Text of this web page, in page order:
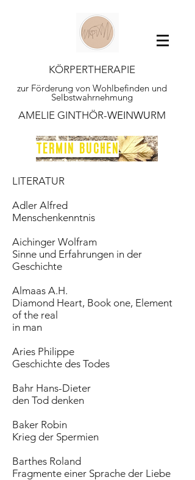
KÖRPERTHERAPIE
zur Förderung von Wohlbefinden und
Selbstwahrnehmung
AMELIE GINTHÖR-WEINWURM
TERMIN BUCHEN
LITERATUR
Adler Alfred
Menschenkenntnis
Aichinger Wolfram
Sinne und Erfahrungen in der
Geschichte
Almaas A.H.
Diamond Heart, Book one, Element
of the real
in man
Aries Philippe
Geschichte des Todes
Bahr Hans-Dieter
den Tod denken
Baker Robin
Krieg der Spermien
Barthes Roland
Fragmente einer Sprache der Liebe